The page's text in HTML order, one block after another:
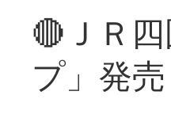
🔴ＪＲ
プ」発売